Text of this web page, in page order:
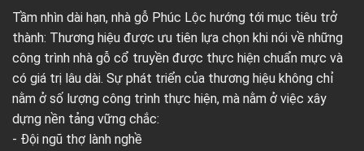
Tầm nhìn dài hạn, nhà gỗ Phúc Lộc hướng tới mục tiêu trở
thành: Thương hiệu được ưu tiên lựa chọn khi nói về những
công trình nhà gỗ cổ truyền được thực hiện chuẩn mực và
có giá trị lâu dài. Sự phát triển của thương hiệu không chỉ
nằm ở số lượng công trình thực hiện, mà nằm ở việc xây
dựng nền tảng vững chắc:
- Đội ngũ thợ lành nghề